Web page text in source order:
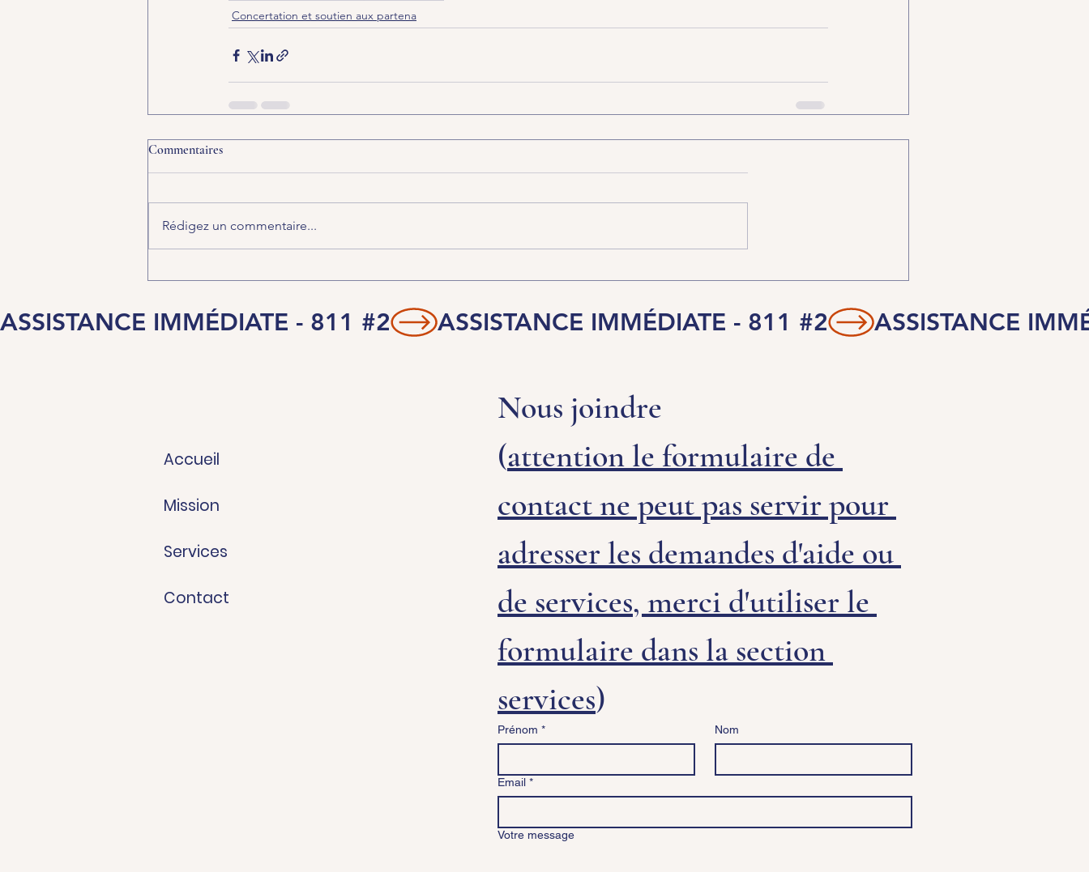
Concertation et soutien aux partena
Commentaires
Rédigez un commentaire...
ASSISTANCE IMMÉDIATE - 811 #2
Accueil
Mission
Services
Contact
(attention le formulaire de
contact ne peut pas servir pour
adresser les demandes d'aide ou
de services, merci d'utiliser le
formulaire dans la section
services)
Prénom * Nom
Email *
Votre message